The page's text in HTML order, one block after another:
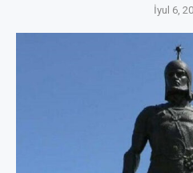
İyul 6,